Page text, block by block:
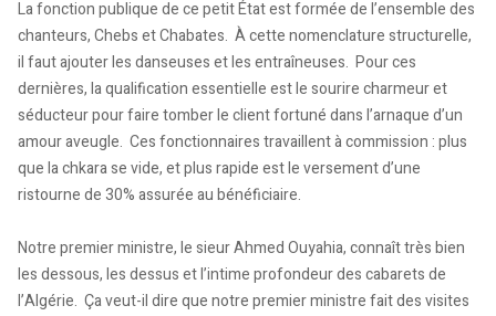
La fonction publique de ce petit État est formée de l’ensemble des
chanteurs, Chebs et Chabates. À cette nomenclature structurelle,
il faut ajouter les danseuses et les entraîneuses. Pour ces
dernières, la qualification essentielle est le sourire charmeur et
séducteur pour faire tomber le client fortuné dans l’arnaque d’un
amour aveugle. Ces fonctionnaires travaillent à commission : plus
que la chkara se vide, et plus rapide est le versement d’une
ristourne de 30% assurée au bénéficiaire.
Notre premier ministre, le sieur Ahmed Ouyahia, connaît très bien
les dessous, les dessus et l’intime profondeur des cabarets de
l’Algérie. Ça veut-il dire que notre premier ministre fait des visites